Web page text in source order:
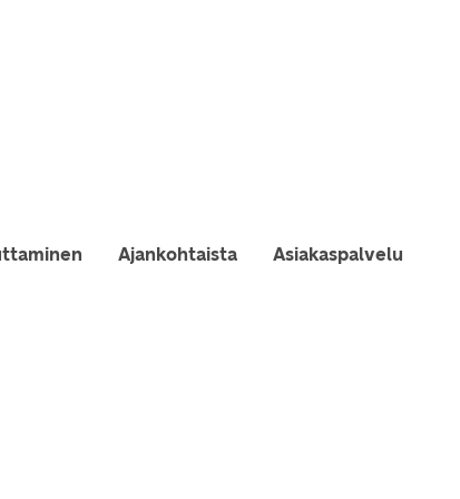
Ajankohtaista Asiakaspalvelu